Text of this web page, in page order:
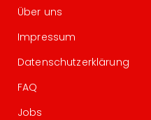
Über uns
Impressum
Datenschutzerklärung
FAQ
Jobs